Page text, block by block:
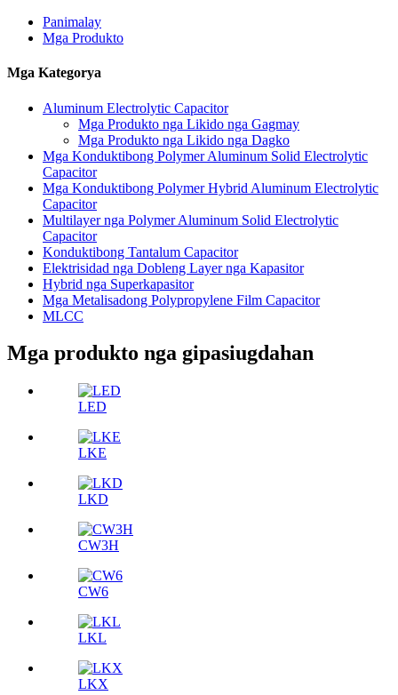
Panimalay
Mga Produkto
Mga Kategorya
Aluminum Electrolytic Capacitor
Mga Produkto nga Likido nga Gagmay
Mga Produkto nga Likido nga Dagko
Mga Konduktibong Polymer Aluminum Solid Electrolytic
Capacitor
Mga Konduktibong Polymer Hybrid Aluminum Electrolytic
Capacitor
Multilayer nga Polymer Aluminum Solid Electrolytic
Capacitor
Konduktibong Tantalum Capacitor
Elektrisidad nga Dobleng Layer nga Kapasitor
Hybrid nga Superkapasitor
Mga Metalisadong Polypropylene Film Capacitor
MLCC
Mga produkto nga gipasiugdahan
LED
LKE
LKD
CW3H
CW6
LKL
LKX